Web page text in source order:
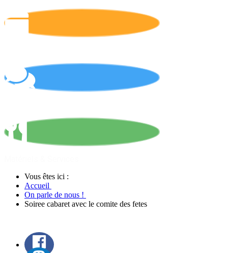
Vous êtes ici :
Accueil
On parle de nous !
Soiree cabaret avec le comite des fetes